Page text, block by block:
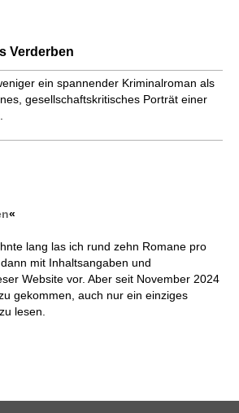
Verderben
ein spannender Kriminalroman als
gesellschaftskritisches Porträt einer
«
lang las ich rund zehn Romane pro
mit Inhaltsangaben und
Website vor. Aber seit November 2024
gekommen, auch nur ein einziges
lesen.